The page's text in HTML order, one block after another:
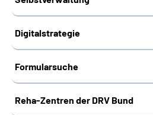
Digitalstrategie
Formularsuche
Reha-Zentren der DRV Bund